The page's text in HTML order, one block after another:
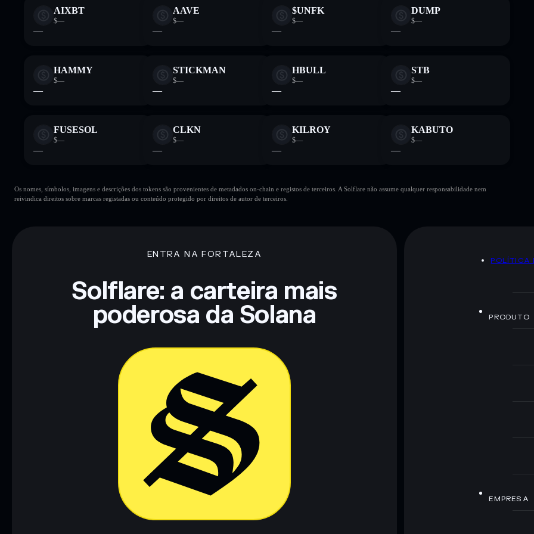
AIXBT
$—
—
AAVE
$—
—
$UNFK
$—
—
DUMP
$—
—
HAMMY
$—
—
STICKMAN
$—
—
HBULL
$—
—
STB
$—
—
FUSESOL
$—
—
CLKN
$—
—
KILROY
$—
—
KABUTO
$—
—
Os nomes, símbolos, imagens e descrições dos tokens são provenientes de metadados on-chain e registos de terceiros. A Solflare não assume qualquer responsabilidade nem
reivindica direitos sobre marcas registadas ou conteúdo protegido por direitos de autor de terceiros.
ENTRA NA FORTALEZA
Solflare: a carteira mais
poderosa da Solana
POLÍTICA
PRODUTO
EMPRESA